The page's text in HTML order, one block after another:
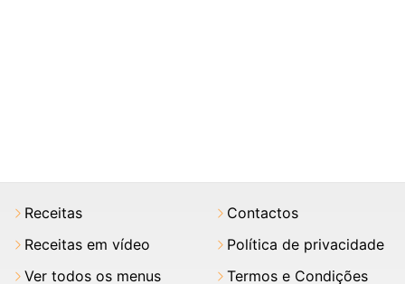
Receitas
Receitas em vídeo
Ver todos os menus
Contactos
Política de privacidade
Termos e Condições